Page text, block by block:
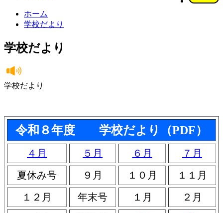
ホーム
学校だより
学校だより
学校だより
令和８年度 学校だより（PDF）
４月 ５月 ６月
７月
夏休み号
９月 １０月
１１月
１２月
年末号 １月 ２月